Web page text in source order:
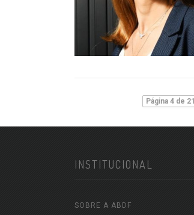
Página 4 de 21
INSTITUCIONAL
SOBRE A ABDF